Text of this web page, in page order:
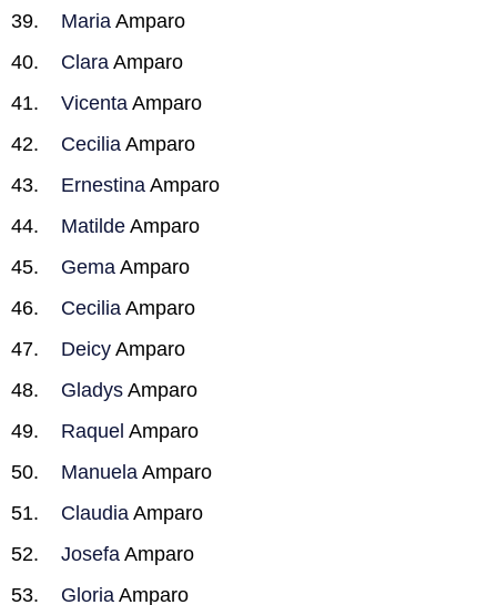
Maria Amparo
Clara Amparo
Vicenta Amparo
Cecilia Amparo
Ernestina Amparo
Matilde Amparo
Gema Amparo
Cecilia Amparo
Deicy Amparo
Gladys Amparo
Raquel Amparo
Manuela Amparo
Claudia Amparo
Josefa Amparo
Gloria Amparo